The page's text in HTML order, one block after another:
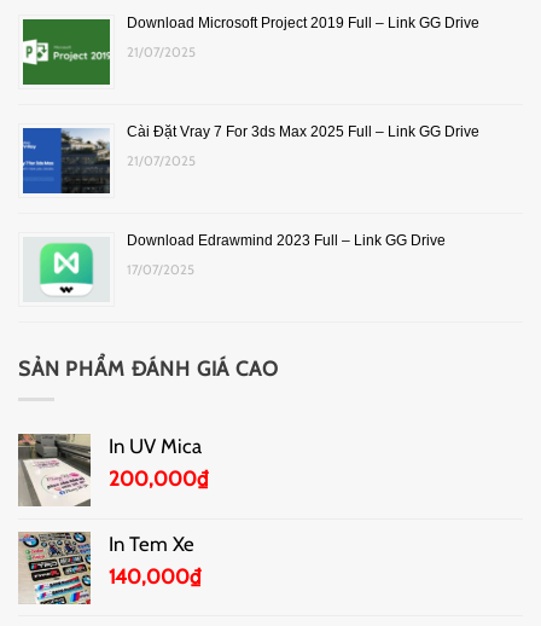
Download Microsoft Project 2019 Full – Link GG Drive
21/07/2025
Cài Đặt Vray 7 For 3ds Max 2025 Full – Link GG Drive
21/07/2025
Download Edrawmind 2023 Full – Link GG Drive
17/07/2025
SẢN PHẨM ĐÁNH GIÁ CAO
In UV Mica
200,000₫
In Tem Xe
140,000₫